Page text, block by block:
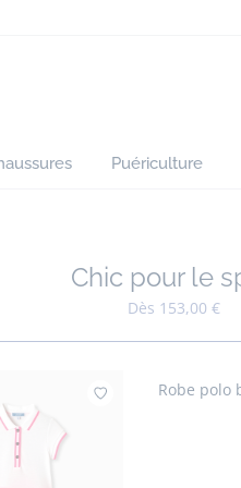
Puériculture
Ajouter à mes favoris : Chic pour le sport
Chic pour le
Dès 153,00 €
Robe polo